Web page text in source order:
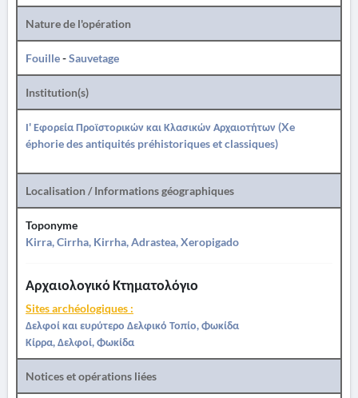
Nature de l'opération
Fouille-Sauvetage
Institution(s)
Ι' Εφορεία Προϊστορικών και Κλασικών Αρχαιοτήτων (Xe
éphorie des antiquités préhistoriques et classiques)
Localisation / Informations géographiques
Toponyme
Kirra, Cirrha, Kirrha, Adrastea, Xeropigado
Αρχαιολογικό Κτηματολόγιο
Sites archéologiques :
Δελφοί και ευρύτερο Δελφικό Τοπίο, Φωκίδα
Κίρρα, Δελφοί, Φωκίδα
Notices et opérations liées